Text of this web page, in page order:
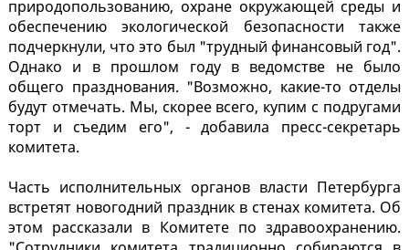
природопользованию, охране окружающей среды и
обеспечению экологической безопасности также
подчеркнули, что это был "трудный финансовый год".
Однако и в прошлом году в ведомстве не было
общего празднования. "Возможно, какие-то отделы
будут отмечать. Мы, скорее всего, купим с подругами
торт и съедим его", - добавила пресс-секретарь
комитета.
Часть исполнительных органов власти Петербурга
встретят новогодний праздник в стенах комитета. Об
этом рассказали в Комитете по здравоохранению.